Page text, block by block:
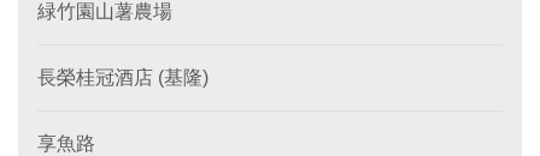
緑竹園山薯農場
長榮桂冠酒店 (基隆)
享魚路